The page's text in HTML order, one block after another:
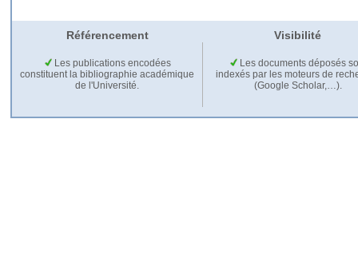
Référencement Visibilité
Les publications encodées
constituent la bibliographie académique
de l'Université.
Les documents déposés
indexés par les moteurs de
(Google Scholar,…).